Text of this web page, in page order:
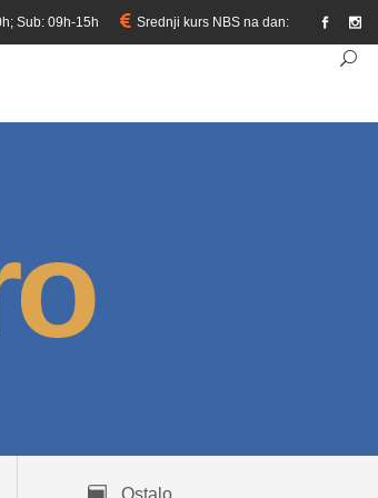
Sub: 09h-15h Srednji kurs NBS na dan:
Ostalo